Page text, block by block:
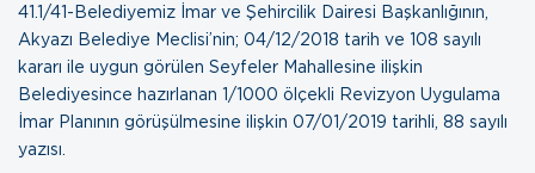
41.1/41-Belediyemiz İmar ve Şehircilik Dairesi Başkanlığının,
Akyazı Belediye Meclisi’nin; 04/12/2018 tarih ve 108 sayılı
kararı ile uygun görülen Seyfeler Mahallesine ilişkin
Belediyesince hazırlanan 1/1000 ölçekli Revizyon Uygulama
İmar Planının görüşülmesine ilişkin 07/01/2019 tarihli, 88 sayılı
yazısı